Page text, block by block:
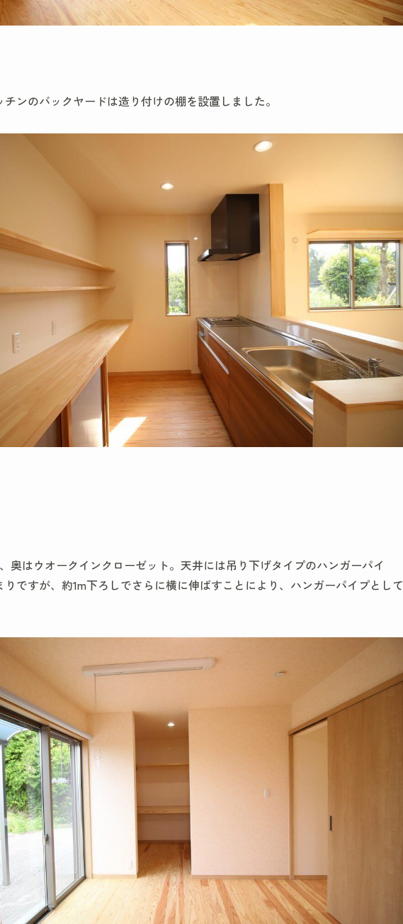
チンのバックヤードは造り付けの棚を設置しました。
奥はウオークインクローゼット。天井には吊り下げタイプのハンガーパイ
りですが、約1m下ろしでさらに横に伸ばすことにより、ハンガーパイプとして